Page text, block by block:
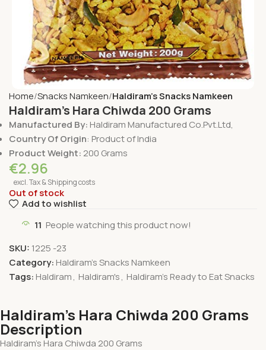
Home Snacks Namkeen Haldiram's Snacks Namkeen
Haldiram’s Hara Chiwda 200 Grams
Manufactured By: Haldiram Manufactured Co.Pvt.Ltd,
Country Of Origin: Product of India
Product Weight: 200 Grams
€2.96
excl. Tax & Shipping costs
Out of stock
Add to wishlist
11 People watching this product now!
SKU: 1225 -23
Category: Haldiram's Snacks Namkeen
Tags: Haldiram, Haldiram's, Haldiram's Ready to Eat Snacks
Haldiram’s Hara Chiwda 200 Grams
Description
Haldiram’s Hara Chiwda 200 Grams